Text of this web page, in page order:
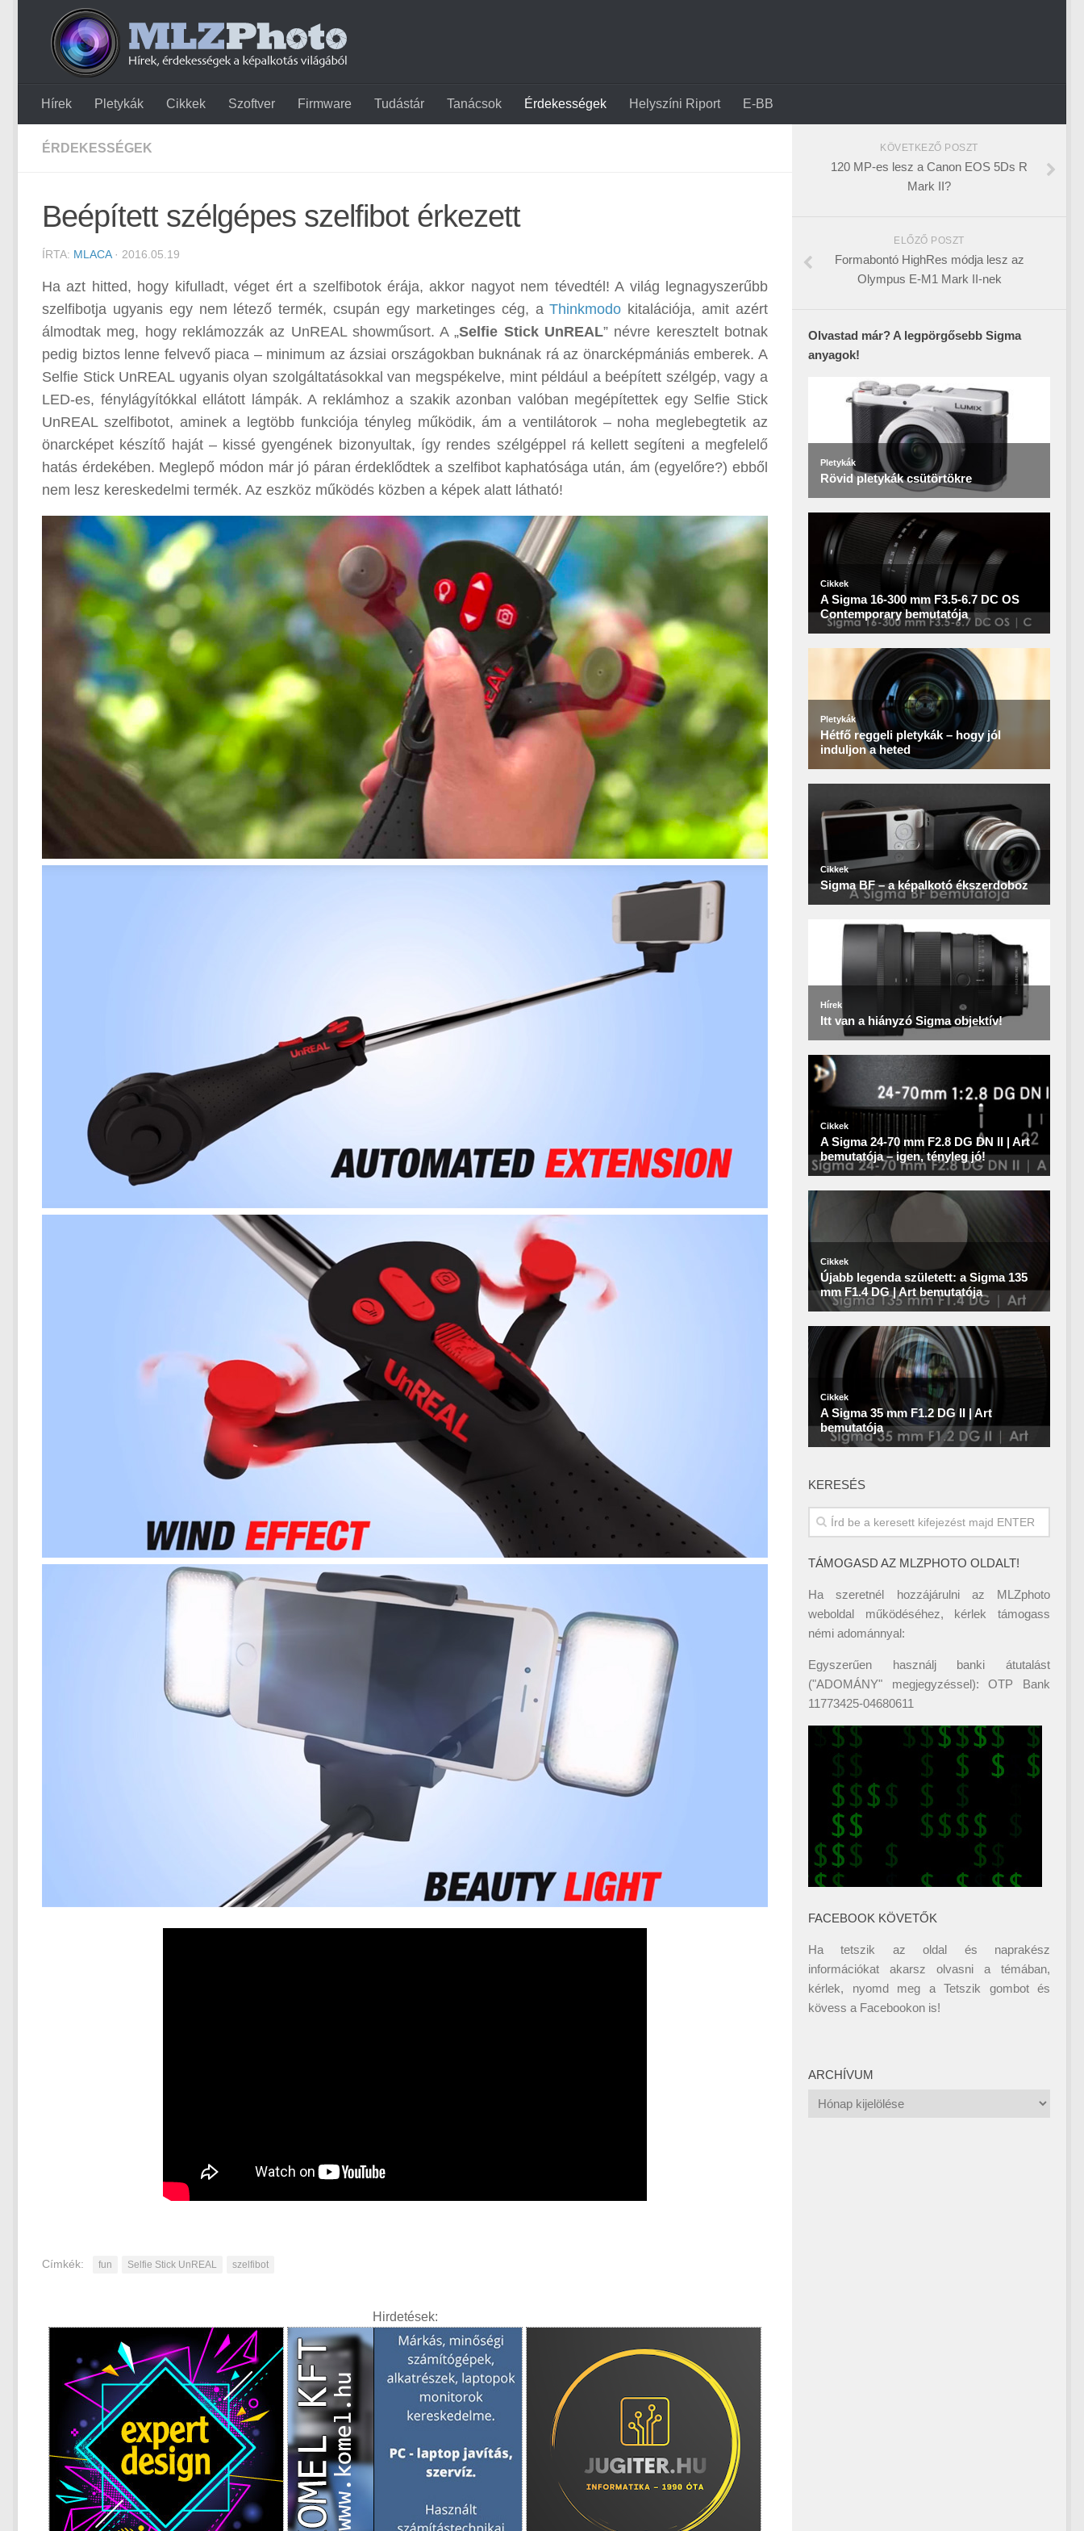
Hírek Pletykák Cikkek Szoftver Firmware Tudástár Tanácsok Érdekességek Helyszíni Riport E-BB
ÉRDEKESSÉGEK
Beépített szélgépes szelfibot érkezett
ÍRTA: MLACA· 2016.05.19
Ha azt hitted, hogy kifulladt, véget ért a szelfibotok érája, akkor nagyot nem tévedtél! A világ legnagyszerűbb
szelfibotja ugyanis egy nem létező termék, csupán egy marketinges cég, aThinkmodo kitalációja, amit azért
álmodtak meg, hogy reklámozzák az UnREAL showműsort. A „Selfie Stick UnREAL” névre keresztelt botnak
pedig biztos lenne felvevő piaca – minimum az ázsiai országokban buknának rá az önarcképmániás emberek. A
Selfie Stick UnREAL ugyanis olyan szolgáltatásokkal van megspékelve, mint például a beépített szélgép, vagy a
LED-es, fénylágyítókkal ellátott lámpák. A reklámhoz a szakik azonban valóban megépítettek egy Selfie Stick
UnREAL szelfibotot, aminek a legtöbb funkciója tényleg működik, ám a ventilátorok – noha meglebegtetik az
önarcképet készítő haját – kissé gyengének bizonyultak, így rendes szélgéppel rá kellett segíteni a megfelelő
hatás érdekében. Meglepő módon már jó páran érdeklődtek a szelfibot kaphatósága után, ám (egyelőre?) ebből
nem lesz kereskedelmi termék. Az eszköz működés közben a képek alatt látható!
Címkék: fun Selfie Stick UnREAL szelfibot
Hirdetések:
KÖVETKEZŐ POSZT
120 MP-es lesz a Canon EOS 5Ds R
Mark II?
ELŐZŐ POSZT
Formabontó HighRes módja lesz az
Olympus E-M1 Mark II-nek
Olvastad már? A legpörgősebb Sigma
anyagok!
KERESÉS
TÁMOGASD AZ MLZPHOTO OLDALT!
Ha szeretnél hozzájárulni az MLZphoto
weboldal működéséhez, kérlek támogass
némi adománnyal:
Egyszerűen használj banki átutalást
("ADOMÁNY" megjegyzéssel): OTP Bank
11773425-04680611
FACEBOOK KÖVETŐK
Ha tetszik az oldal és naprakész
információkat akarsz olvasni a témában,
kérlek, nyomd meg a Tetszik gombot és
kövess a Facebookon is!
ARCHÍVUM
Archívum